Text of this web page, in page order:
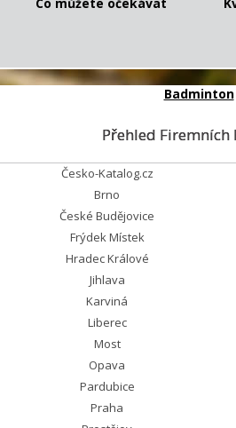
Badminton
Přehled Firemních
Česko-Katalog.cz
Brno
České Budějovice
Frýdek Místek
Hradec Králové
Jihlava
Karviná
Liberec
Most
Opava
Pardubice
Praha